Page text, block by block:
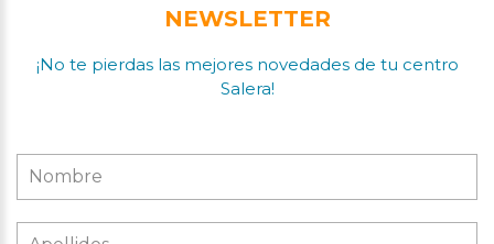
NEWSLETTER
¡No te pierdas las mejores novedades de tu centro
Salera!